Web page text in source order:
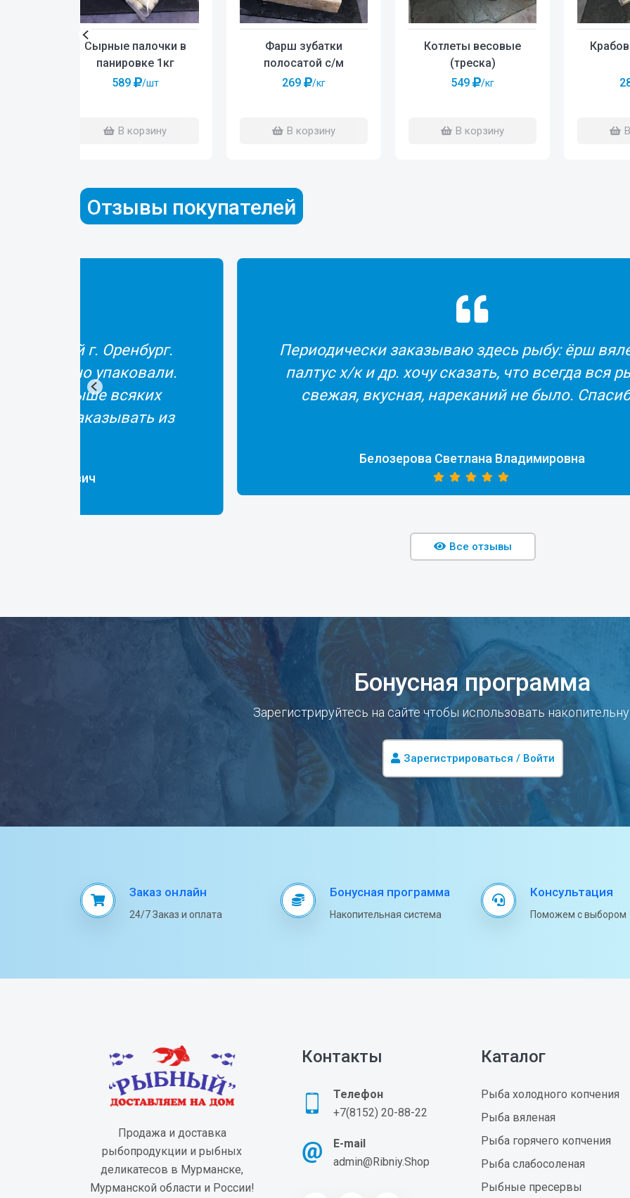
Котлеты весовые
(треска)
549
/кг
В корзину
Сырные палочки в
панировке 1кг
589
/шт
В корзину
Фарш зубатки
полосатой с/м
269
/кг
В корзину
Отзывы покупателей
здесь рыбу: ёрш вяленый,
что всегда вся рыбка
не было. Спасибо!
Все было сделано очень быстро,
Заказывали из другой страны как
Сотрудники помогли с
Трофимова Екатерина Юрьевна
Все отзывы
Бонусная программа
Зарегистрируйтесь на сайте чтобы использовать
Зарегистрироваться / Войти
Заказ онлайн
24/7 Заказ и оплата
Бонусная программа
Накопительная система
Консультация
Поможем с выбором
Продажа и доставка
рыбопродукции и рыбных
деликатесов в Мурманске,
Мурманской области и России!
Контакты
Телефон
+7(8152) 20-88-22
E-mail
admin@Ribniy.Shop
Каталог
Рыба холодного копчения
Рыба вяленая
Рыба горячего копчения
Рыба слабосоленая
Рыбные пресервы